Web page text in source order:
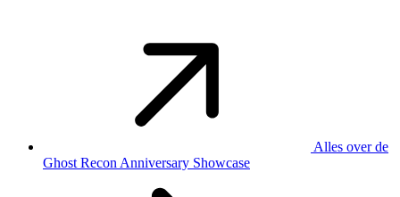
Alles over de
Ghost Recon Anniversary Showcase